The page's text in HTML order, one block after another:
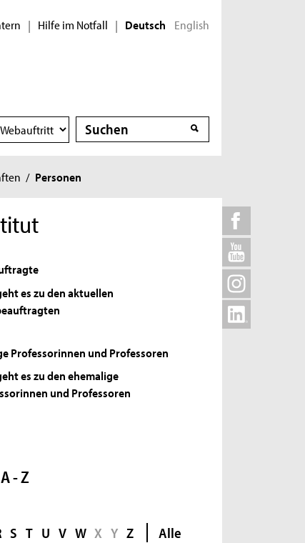
| Hilfe im Notfall | Deutsch English
Suche
Suche
/ Personen
es zu den aktuellen
Professorinnen und Professoren
es zu den ehemalige
und Professoren
- Z
S T U V W X Y Z Alle